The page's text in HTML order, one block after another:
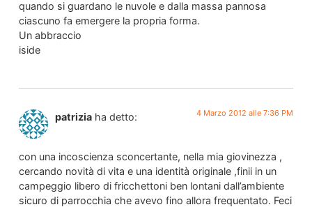
quando si guardano le nuvole e dalla massa pannosa
ciascuno fa emergere la propria forma.
Un abbraccio
iside
patrizia ha detto: 4 Marzo 2012 alle 7:36 PM
con una incoscienza sconcertante, nella mia giovinezza ,
cercando novità di vita e una identità originale ,finii in un
campeggio libero di fricchettoni ben lontani dall’ambiente
sicuro di parrocchia che avevo fino allora frequentato. Feci